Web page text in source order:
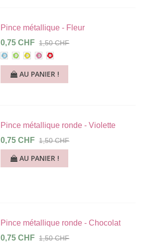
Pince métallique - Fleur
0,75 CHF 1,50 CHF
BleuVertJauneRoseRouge
AU PANIER !
Pince métallique ronde - Violette
0,75 CHF 1,50 CHF
AU PANIER !
Pince métallique ronde - Chocolat
0,75 CHF 1,50 CHF